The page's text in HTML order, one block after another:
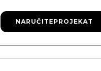
NARUČITEPROJEKAT
NARUČITEPROJEKAT